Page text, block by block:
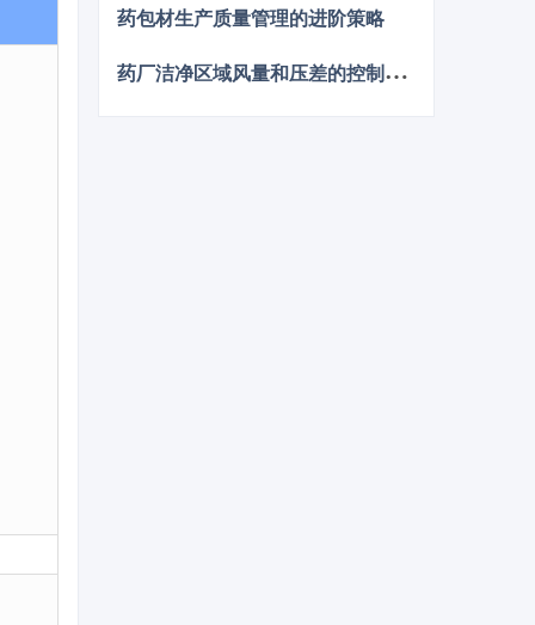
际先进水平。
药包材生产质量管理的进阶策略
药
厂洁净区域风量和压差的控制策略